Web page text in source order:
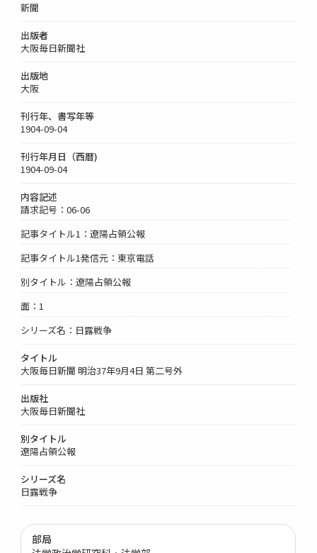
新聞
出版者
大阪毎日新聞社
出版地
大阪
刊行年、書写年等
1904-09-04
刊行年月日（西暦)
1904-09-04
内容記述
請求記号：06-06
記事タイトル1：遼陽占領公報
記事タイトル1発信元：東京電話
別タイトル：遼陽占領公報
面：1
シリーズ名：日露戦争
タイトル
大阪毎日新聞 明治37年9月4日 第二号外
出版社
大阪毎日新聞社
別タイトル
遼陽占領公報
シリーズ名
日露戦争
部局